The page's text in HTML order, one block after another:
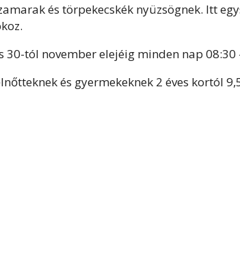
és törpekecskék nyüzsögnek. Itt
30-tól november elejéig minden nap 08:30
és gyermekeknek 2 éves kortól